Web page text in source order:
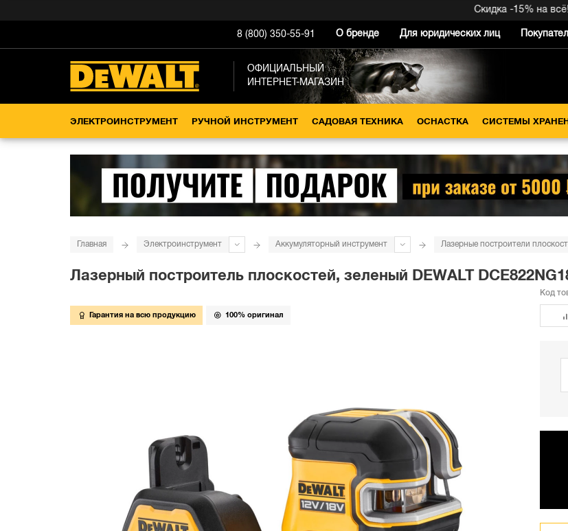
Скидка -15% на всё!
8 (800) 350-55-91 О бренде Для юридических лиц
ОФИЦИАЛЬНЫЙ
ИНТЕРНЕТ-МАГАЗИН
ЭЛЕКТРОИНСТРУМЕНТ РУЧНОЙ ИНСТРУМЕНТ САДОВАЯ ТЕХНИКА ОСНАСТКА СИСТЕМЫ
Главная Электроинструмент Аккумуляторный инструмент Лазерные построители
Лазерный построитель плоскостей, зеленый DEWALT
Гарантия на всю продукцию 100% оригинал
Код